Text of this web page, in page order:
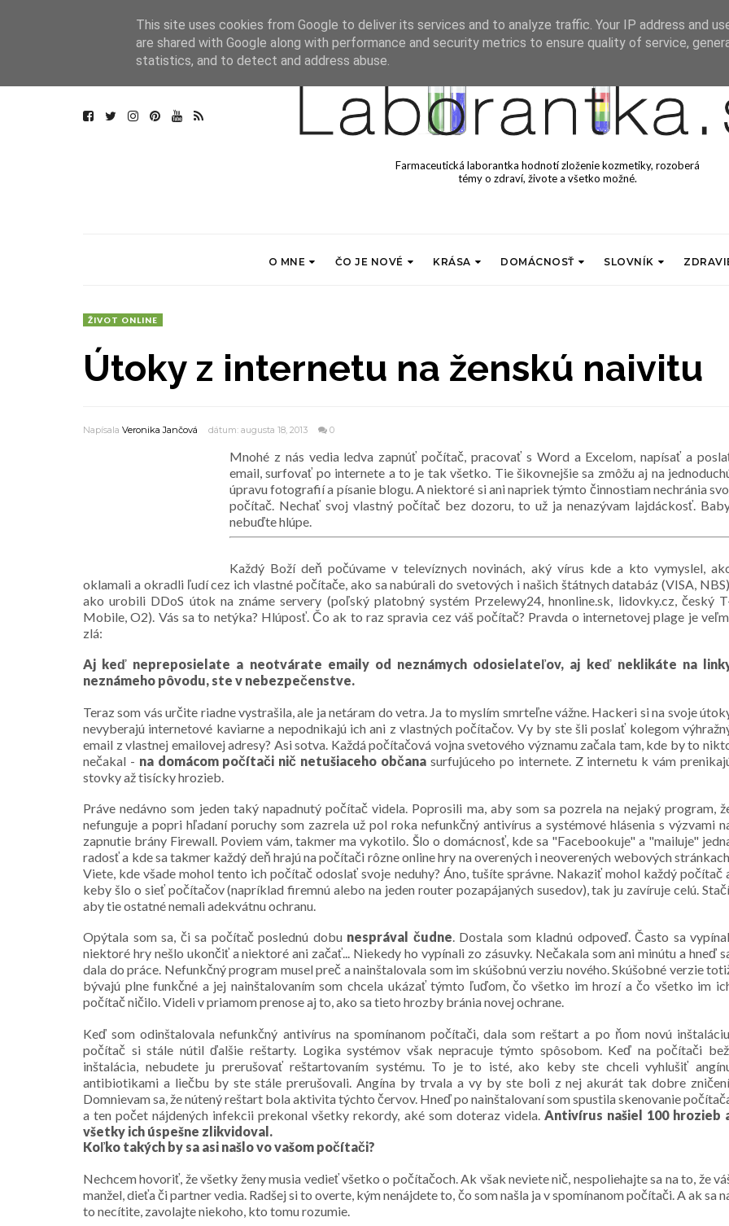
Farmaceutická laborantka hodnotí zloženie kozmetiky, rozoberá
témy o zdraví, živote a všetko možné.
O MNE ČO JE NOVÉ KRÁSA DOMÁCNOSŤ SLOVNÍK
ŽIVOT ONLINE
Útoky z internetu na ženskú naivitu
Napísala Veronika Jančová dátum: augusta 18, 2013 0
Mnohé z nás vedia ledva zapnúť počítač, pracovať s Word a Excelom, napísať a
email, surfovať po internete a to je tak všetko. Tie šikovnejšie sa zmôžu aj na
úpravu fotografií a písanie blogu. A niektoré si ani napriek týmto činnostiam nechránia
počítač. Nechať svoj vlastný počítač bez dozoru, to už ja nenazývam lajdáckosť.
nebuďte hlúpe.
Každý Boží deň počúvame v televíznych novinách, aký vírus kde a kto vymyslel,
oklamali a okradli ľudí cez ich vlastné počítače, ako sa nabúrali do svetových i našich štátnych databáz (VISA,
ako urobili DDoS útok na známe servery (poľský platobný systém Przelewy24, hnonline.sk, lidovky.cz, český
Mobile, O2). Vás sa to netýka? Hlúposť. Čo ak to raz spravia cez váš počítač? Pravda o internetovej plage je
zlá:
Aj keď nepreposielate a neotvárate emaily od neznámych odosielateľov, aj keď neklikáte na
neznámeho pôvodu, ste v nebezpečenstve.
Teraz som vás určite riadne vystrašila, ale ja netáram do vetra. Ja to myslím smrteľne vážne. Hackeri si na svoje
nevyberajú internetové kaviarne a nepodnikajú ich ani z vlastných počítačov. Vy by ste šli poslať kolegom
email z vlastnej emailovej adresy? Asi sotva. Každá počítačová vojna svetového významu začala tam, kde by to
nečakal - na domácom počítači nič netušiaceho občana surfujúceho po internete. Z internetu k vám
stovky až tisícky hrozieb.
Práve nedávno som jeden taký napadnutý počítač videla. Poprosili ma, aby som sa pozrela na nejaký program,
nefunguje a popri hľadaní poruchy som zazrela už pol roka nefunkčný antivírus a systémové hlásenia s výzvami
zapnutie brány Firewall. Poviem vám, takmer ma vykotilo. Šlo o domácnosť, kde sa "Facebookuje" a "mailuje"
radosť a kde sa takmer každý deň hrajú na počítači rôzne online hry na overených i neoverených webových
Viete, kde všade mohol tento ich počítač odoslať svoje neduhy? Áno, tušíte správne. Nakaziť mohol každý počítač
keby šlo o sieť počítačov (napríklad firemnú alebo na jeden router pozapájaných susedov), tak ju zavíruje celú.
aby tie ostatné nemali adekvátnu ochranu.
Opýtala som sa, či sa počítač poslednú dobu nesprával čudne. Dostala som kladnú odpoveď. Často sa
niektoré hry nešlo ukončiť a niektoré ani začať... Niekedy ho vypínali zo zásuvky. Nečakala som ani minútu a hneď
dala do práce. Nefunkčný program musel preč a nainštalovala som im skúšobnú verziu nového. Skúšobné verzie
bývajú plne funkčné a jej nainštalovaním som chcela ukázať týmto ľuďom, čo všetko im hrozí a čo všetko im
počítač ničilo. Videli v priamom prenose aj to, ako sa tieto hrozby bránia novej ochrane.
Keď som odinštalovala nefunkčný antivírus na spomínanom počítači, dala som reštart a po ňom novú
počítač si stále nútil ďalšie reštarty. Logika systémov však nepracuje týmto spôsobom. Keď na počítači
inštalácia, nebudete ju prerušovať reštartovaním systému. To je to isté, ako keby ste chceli vyhlušiť
antibiotikami a liečbu by ste stále prerušovali. Angína by trvala a vy by ste boli z nej akurát tak dobre
Domnievam sa, že nútený reštart bola aktivita týchto červov. Hneď po nainštalovaní som spustila skenovanie
a ten počet nájdených infekcii prekonal všetky rekordy, aké som doteraz videla. Antivírus našiel 100 hrozieb
všetky ich úspešne zlikvidoval.
Koľko takých by sa asi našlo vo vašom počítači?
Nechcem hovoriť, že všetky ženy musia vedieť všetko o počítačoch. Ak však neviete nič, nespoliehajte sa na to, že
manžel, dieťa či partner vedia. Radšej si to overte, kým nenájdete to, čo som našla ja v spomínanom počítači. A ak sa
to necítite, zavolajte niekoho, kto tomu rozumie.
This site uses cookies from Google to deliver its services and to analyze traffic. Your IP address and
are shared with Google along with performance and security metrics to ensure quality of service,
statistics, and to detect and address abuse.